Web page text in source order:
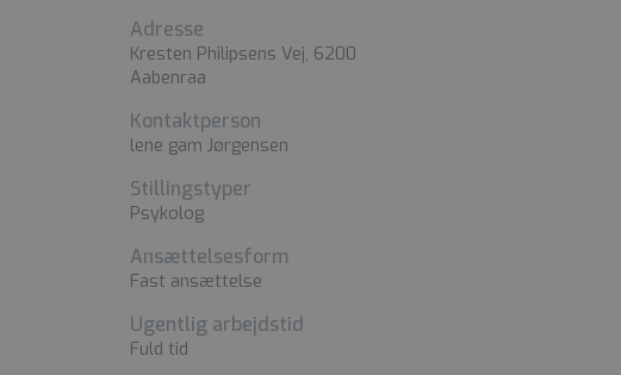
Adresse
Kresten Philipsens Vej, 6200
Aabenraa
Kontaktperson
lene gam Jørgensen
Stillingstyper
Psykolog
Ansættelsesform
Fast ansættelse
Ugentlig arbejdstid
Fuld tid